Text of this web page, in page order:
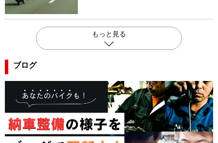
もっと見る
ブログ